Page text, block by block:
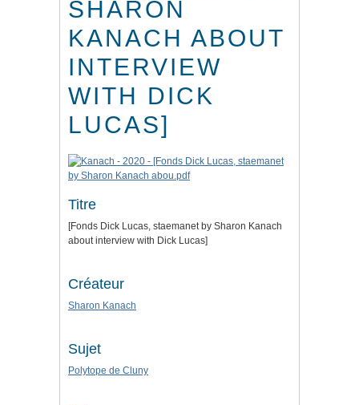
SHARON
KANACH ABOUT
INTERVIEW
WITH DICK
LUCAS]
Titre
[Fonds Dick Lucas, staemanet by Sharon Kanach
about interview with Dick Lucas]
Créateur
Sharon Kanach
Sujet
Polytope de Cluny